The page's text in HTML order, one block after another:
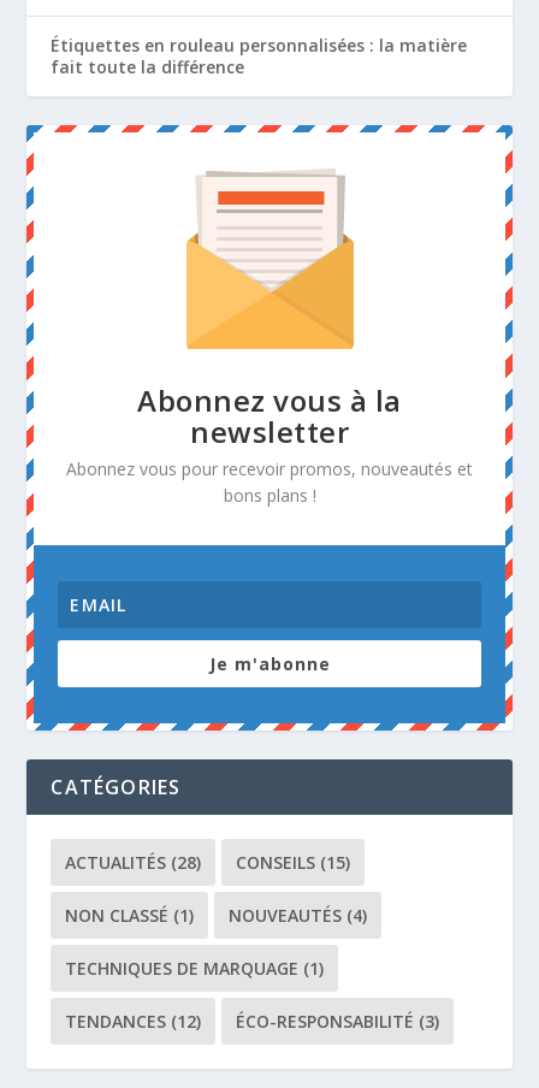
Étiquettes en rouleau personnalisées : la matière
fait toute la différence
Abonnez vous à la
newsletter
Abonnez vous pour recevoir promos, nouveautés et
bons plans !
Je m'abonne
CATÉGORIES
ACTUALITÉS (28) CONSEILS (15)
NON CLASSÉ (1) NOUVEAUTÉS (4)
TECHNIQUES DE MARQUAGE (1)
TENDANCES (12) ÉCO-RESPONSABILITÉ (3)